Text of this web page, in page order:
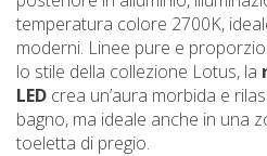
temperatura colore 2700K,
moderni. Linee pure e
lo stile della collezione Lotus, la
LED crea un’aura morbida e
bagno, ma ideale anche in una
toeletta di pregio.